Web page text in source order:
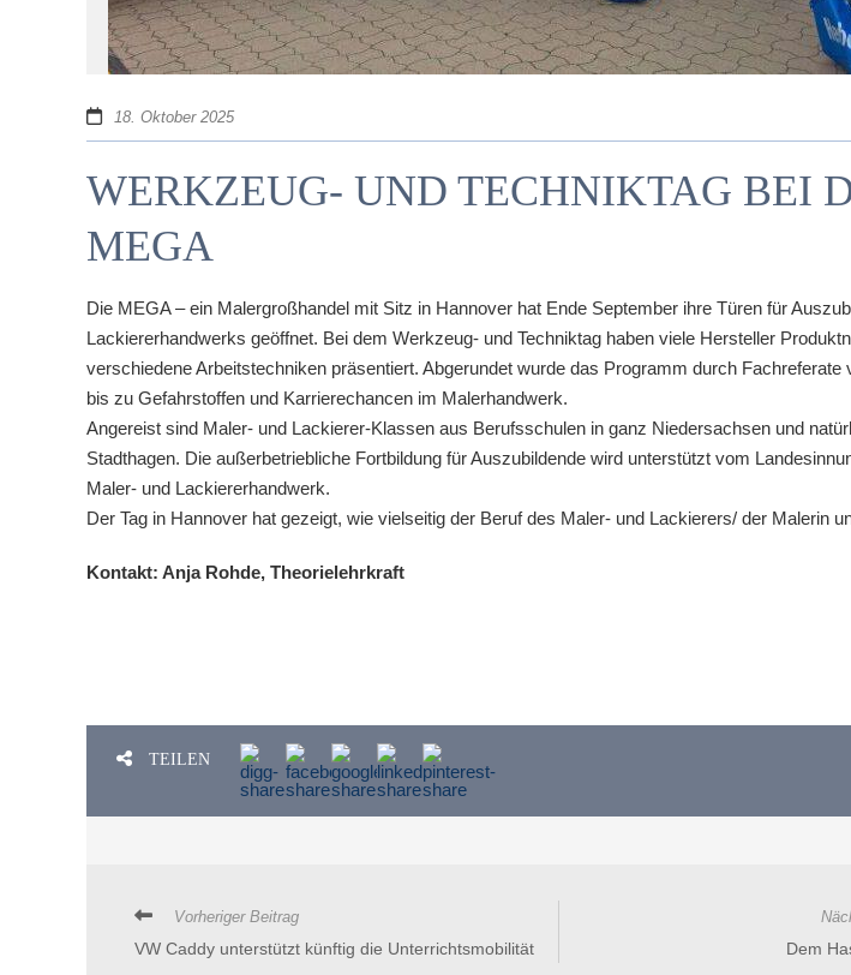
18. Oktober 2025
WERKZEUG- UND TECHNIKTAG BEI
MEGA
Die MEGA – ein Malergroßhandel mit Sitz in Hannover hat Ende September ihre Türen für
Lackiererhandwerks geöffnet. Bei dem Werkzeug- und Techniktag haben viele Hersteller
verschiedene Arbeitstechniken präsentiert. Abgerundet wurde das Programm durch Fachreferate
bis zu Gefahrstoffen und Karrierechancen im Malerhandwerk.
Angereist sind Maler- und Lackierer-Klassen aus Berufsschulen in ganz Niedersachsen und
Stadthagen. Die außerbetriebliche Fortbildung für Auszubildende wird unterstützt vom
Maler- und Lackiererhandwerk.
Der Tag in Hannover hat gezeigt, wie vielseitig der Beruf des Maler- und Lackierers/ der Malerin
Kontakt: Anja Rohde, Theorielehrkraft
TEILEN
Vorheriger Beitrag
VW Caddy unterstützt künftig die Unterrichtsmobilität Dem